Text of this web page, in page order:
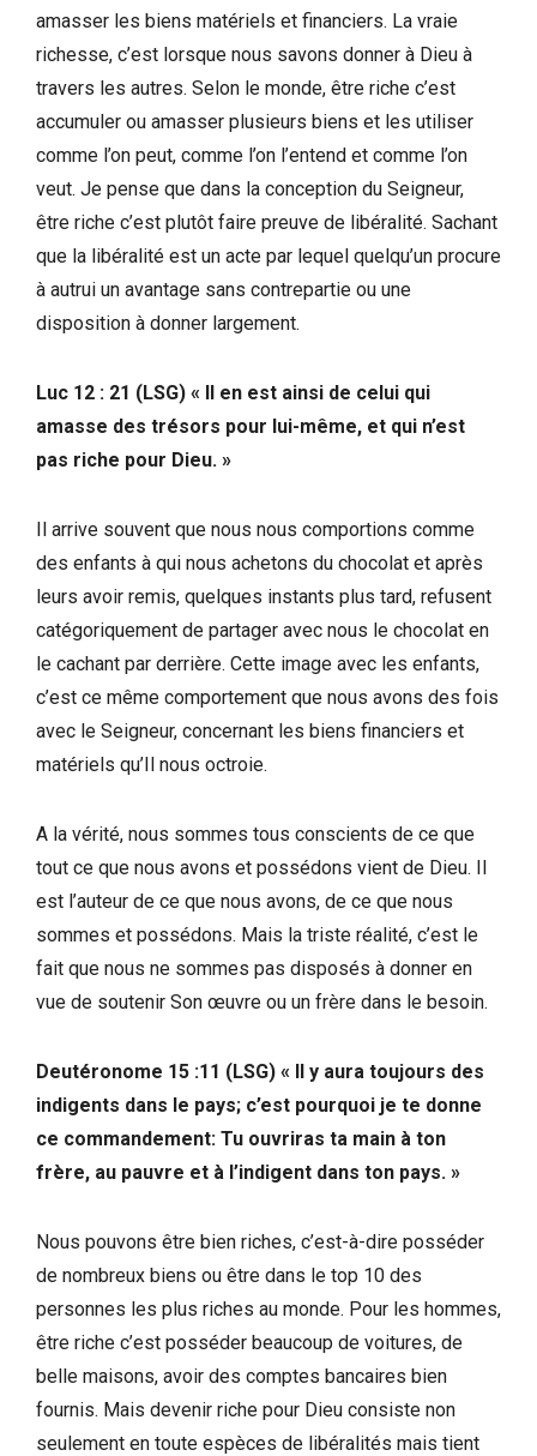
amasser les biens matériels et financiers. La vraie
richesse, c’est lorsque nous savons donner à Dieu à
travers les autres. Selon le monde, être riche c’est
accumuler ou amasser plusieurs biens et les utiliser
comme l’on peut, comme l’on l’entend et comme l’on
veut. Je pense que dans la conception du Seigneur,
être riche c’est plutôt faire preuve de libéralité. Sachant
que la libéralité est un acte par lequel quelqu’un procure
à autrui un avantage sans contrepartie ou une
disposition à donner largement.
Luc 12 : 21 (LSG) « Il en est ainsi de celui qui
amasse des trésors pour lui-même, et qui n’est
pas riche pour Dieu. »
Il arrive souvent que nous nous comportions comme
des enfants à qui nous achetons du chocolat et après
leurs avoir remis, quelques instants plus tard, refusent
catégoriquement de partager avec nous le chocolat en
le cachant par derrière. Cette image avec les enfants,
c’est ce même comportement que nous avons des fois
avec le Seigneur, concernant les biens financiers et
matériels qu’Il nous octroie.
A la vérité, nous sommes tous conscients de ce que
tout ce que nous avons et possédons vient de Dieu. Il
est l’auteur de ce que nous avons, de ce que nous
sommes et possédons. Mais la triste réalité, c’est le
fait que nous ne sommes pas disposés à donner en
vue de soutenir Son œuvre ou un frère dans le besoin.
Deutéronome 15 :11 (LSG) « Il y aura toujours des
indigents dans le pays; c’est pourquoi je te donne
ce commandement: Tu ouvriras ta main à ton
frère, au pauvre et à l’indigent dans ton pays. »
Nous pouvons être bien riches, c’est-à-dire posséder
de nombreux biens ou être dans le top 10 des
personnes les plus riches au monde. Pour les hommes,
être riche c’est posséder beaucoup de voitures, de
belle maisons, avoir des comptes bancaires bien
fournis. Mais devenir riche pour Dieu consiste non
seulement en toute espèces de libéralités mais tient